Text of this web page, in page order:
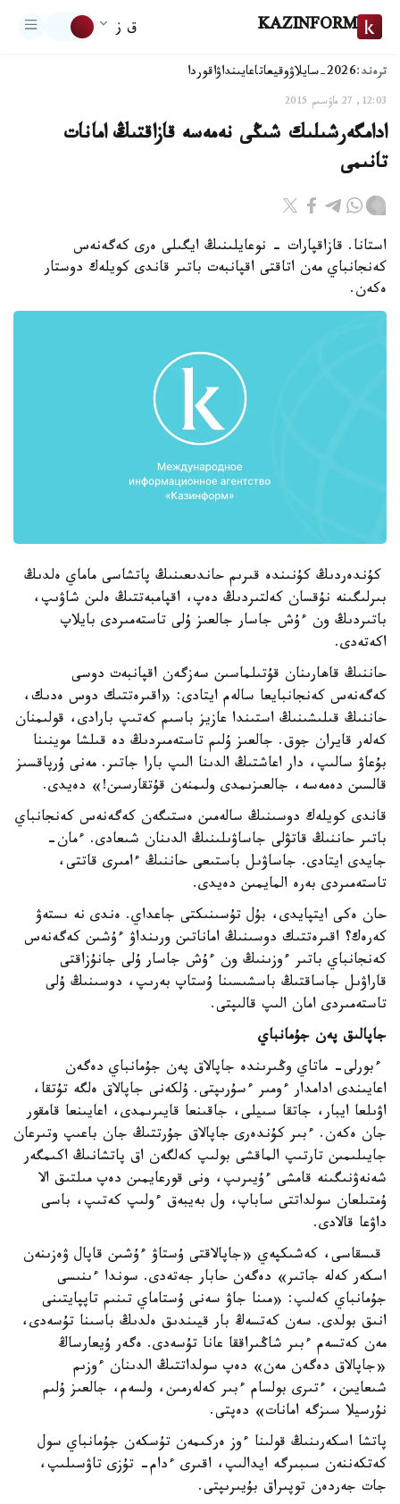
KAZINFORM ق ز
ترەند:2026-سايلاۋ وقيعاتاعايىنداۋاقوردا
12:03, 27 ماۋسىم 2015
ادامگەرشىلىك شىڭى نەمەسە قازاقتىڭ امانات
تانىمى
استانا. قازاقپارات - نوعايلىنىڭ ايگىلى ەرى كەگەنەس
كەنجانباي مەن اتاقتى اقپانبەت باتىر قاندى كويلەك دوستار
ەكەن.
كۇندەردىڭ كۇنىندە قىرىم حاندىعىنىڭ پاتشاسى ماماي ەلدىڭ
بىرلىگىنە نۇقسان كەلتىردىڭ دەپ، اقپامبەتتىڭ ەلىن شاۋىپ،
باتىردىڭ ون ءۇش جاسار جالعىز ۇلى تاستەمىردى بايلاپ
اكەتەدى.
حاننىڭ قاھارىنان قۇتىلماسىن سەزگەن اقپانبەت دوسى
كەگەنەس كەنجانبايعا سالەم ايتادى: «اقىرەتتىك دوس ەدىك،
حاننىڭ قىلىشىنىڭ استىندا عازيز باسىم كەتىپ بارادى، قولىمنان
كەلەر قايران جوق. جالعىز ۇلىم تاستەمىردىڭ دە قىلشا موينىنا
بۇعاۋ سالىپ، دار اعاشتىڭ الدىنا الىپ بارا جاتىر. مەنى ۇرپاقسىز
قالسىن دەمەسە، جالعىزىمدى ولىمنەن قۇتقارسىن!» دەيدى.
قاندى كويلەك دوسىنىڭ سالەمىن ەستىگەن كەگەنەس كەنجانباي
باتىر حاننىڭ قاتۋلى جاساۋىلىنىڭ الدىنان شىعادى. ءمان-
جايدى ايتادى. جاساۋىل باستىعى حاننىڭ ءامىرى قاتتى،
تاستەمىردى بەرە المايمىن دەيدى.
حان ەكى ايتپايدى، بۇل تۇسىنىكتى جاعداي. ەندى نە ىستەۋ
كەرەك؟ اقىرەتتىك دوسىنىڭ اماناتىن ورىنداۋ ءۇشىن كەگەنەس
كەنجانباي باتىر ءوزىنىڭ ون ءۇش جاسار ۇلى جانۇزاقتى
قاراۋىل جاساقتىڭ باسشىسىنا ۇستاپ بەرىپ، دوسىنىڭ ۇلى
تاستەمىردى امان الىپ قالىپتى.
جاپالىق پەن جۇمانباي
ءبورلى- ماتاي وڭىرىندە جاپالاق پەن جۇمانباي دەگەن
اعايىندى ادامدار ءومىر ءسۇرىپتى. ۇلكەنى جاپالاق ەلگە تۇتقا،
اۋىلعا ايبار، جاتقا سىيلى، جاقىنعا قايىرىمدى، اعايىنعا قامقور
جان ەكەن. ءبىر كۇندەرى جاپالاق جۇرتتىڭ جان باعىپ وتىرعان
جايىلىمىن تارتىپ الماقشى بولىپ كەلگەن اق پاتشانىڭ اكىمگەر
شەنەۋنىگىنە قامشى ءۇيىرىپ، ونى قورعايمىن دەپ مىلتىق الا
ۇمتىلعان سولداتتى ساباپ، ول بەيبەق ءولىپ كەتىپ، باسى
داۋعا قالادى.
قىسقاسى، كەشىكپەي «جاپالاقتى ۇستاۋ ءۇشىن قاپال ۋەزىنەن
اسكەر كەلە جاتىر» دەگەن حابار جەتەدى. سوندا ءىنىسى
جۇمانباي كەلىپ: «مىنا جاۋ سەنى ۇستاماي تىنىم تاپپايتىنى
انىق بولدى. سەن كەتسەڭ بار قيىندىق ەلدىڭ باسىنا تۇسەدى،
مەن كەتسەم ءبىر شاڭىراققا عانا تۇسەدى. ەگەر ۇيعارساڭ
«جاپالاق دەگەن مەن» دەپ سولداتتىڭ الدىنان ءوزىم
شىعايىن، ءتىرى بولسام ءبىر كەلەرمىن، ولسەم، جالعىز ۇلىم
نۇرسيلا سىزگە امانات» دەپتى.
پاتشا اسكەرىنىڭ قولىنا ءوز ەركىمەن تۇسكەن جۇمانباي سول
كەتكەننەن سىبىرگە ايدالىپ، اقىرى ءدام- تۇزى تاۋسىلىپ،
جات جەردەن توپىراق بۇيىرىپتى.